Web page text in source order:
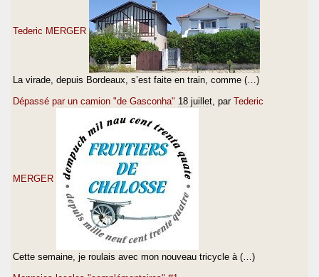
Tederic MERGER
La virade, depuis Bordeaux, s’est faite en train, comme (…)
Dépassé par un camion "de Gasconha" 18 juillet , par Tederic
MERGER
Cette semaine, je roulais avec mon nouveau tricycle à (…)